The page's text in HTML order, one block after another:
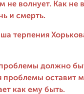
не волнует. Как не
и смерть.
терпения
должно
проблемы оставит
как ему быть.